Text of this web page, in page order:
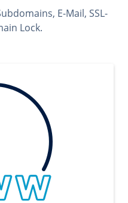
E-Mail, SSL-
Lock.